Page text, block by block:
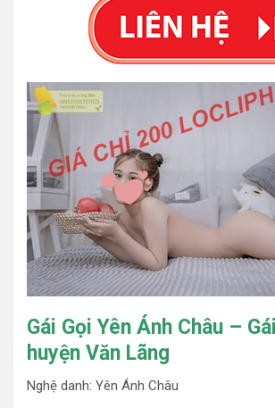
Gái Gọi Yên Ánh Châu –
huyện Văn Lãng
Nghệ danh: Yên Ánh Châu